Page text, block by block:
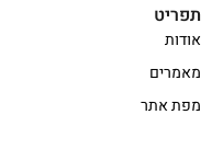
תפריט
אודות
מאמרים
מפת אתר